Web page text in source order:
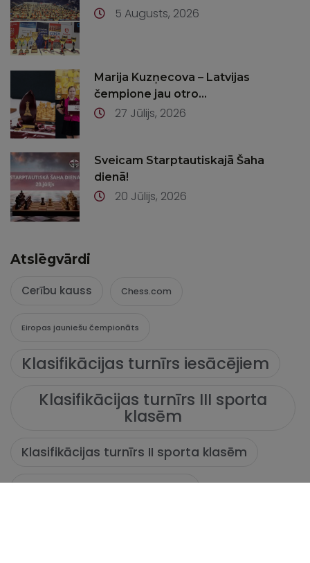
5 Augusts, 2026
Marija Kuzņecova – Latvijas
čempione jau otro...
27 Jūlijs, 2026
Sveicam Starptautiskajā Šaha
dienā!
20 Jūlijs, 2026
Atslēgvārdi
Cerību kauss Chess.com
Eiropas jauniešu čempionāts
Klasifikācijas turnīrs iesācējiem
Klasifikācijas turnīrs III sporta
klasēm
Klasifikācijas turnīrs II sporta klasēm